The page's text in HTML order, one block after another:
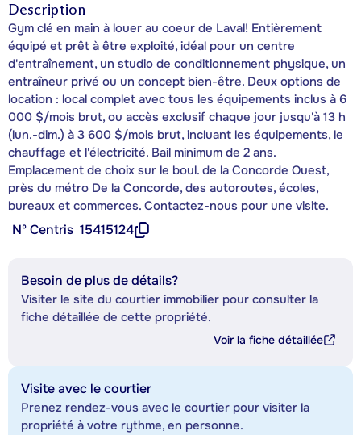
Description
Gym clé en main à louer au coeur de Laval! Entièrement
équipé et prêt à être exploité, idéal pour un centre
d'entraînement, un studio de conditionnement physique, un
entraîneur privé ou un concept bien-être. Deux options de
location : local complet avec tous les équipements inclus à 6
000 $/mois brut, ou accès exclusif chaque jour jusqu'à 13 h
(lun.-dim.) à 3 600 $/mois brut, incluant les équipements, le
chauffage et l'électricité. Bail minimum de 2 ans.
Emplacement de choix sur le boul. de la Concorde Ouest,
près du métro De la Concorde, des autoroutes, écoles,
bureaux et commerces. Contactez-nous pour une visite.
Nº Centris 15415124
Besoin de plus de détails?
Visiter le site du courtier immobilier pour consulter la
fiche détaillée de cette propriété.
Voir la fiche détaillée
Visite avec le courtier
Prenez rendez-vous avec le courtier pour visiter la
propriété à votre rythme, en personne.